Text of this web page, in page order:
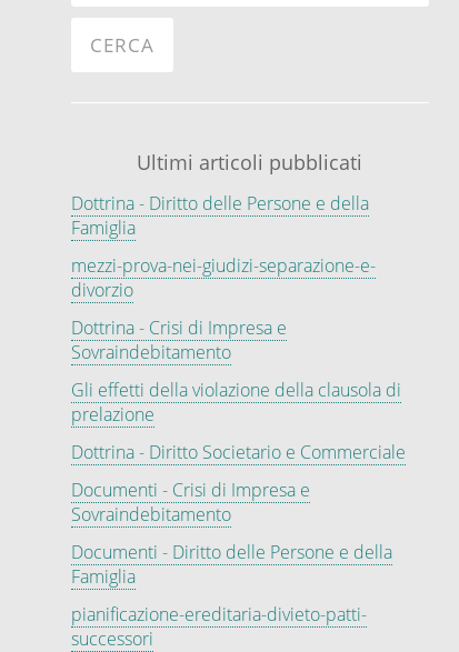
Ultimi articoli pubblicati
Dottrina - Diritto delle Persone e della
Famiglia
mezzi-prova-nei-giudizi-separazione-e-
divorzio
Dottrina - Crisi di Impresa e
Sovraindebitamento
Gli effetti della violazione della clausola di
prelazione
Dottrina - Diritto Societario e Commerciale
Documenti - Crisi di Impresa e
Sovraindebitamento
Documenti - Diritto delle Persone e della
Famiglia
pianificazione-ereditaria-divieto-patti-
successori